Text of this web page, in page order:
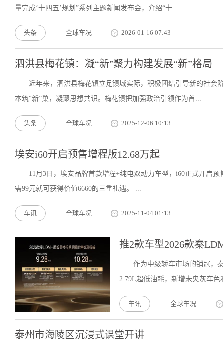
量完成‘十四五’规划”系列主题新闻发布会，介绍“十...
头条 全球车况 2026-01-16 07:43
泗洪县梅花镇：凝“新”聚力构建发展“新”格局
近年来，泗洪县梅花镇立足镇域实际，积极团结引导新的社会
本筑“新”巢，凝聚思想共识。梅花镇把加强政治引领作为首...
头条 全球车况 2025-12-06 10:13
埃安i60开启预售增程版12.68万起
11月3日，埃安品牌首款增程+纯电双动力车型，i60正式开启
需99元就可获得价值6660的三重礼遇。 ...
车讯 全球车况 2025-11-04 01:13
推2款车型2026款秦
作为中级轿车市场的销冠，
2.79L超低油耗，新增未央灰车
车讯 全球车况
泰州市海陵区沉浸式课堂开讲